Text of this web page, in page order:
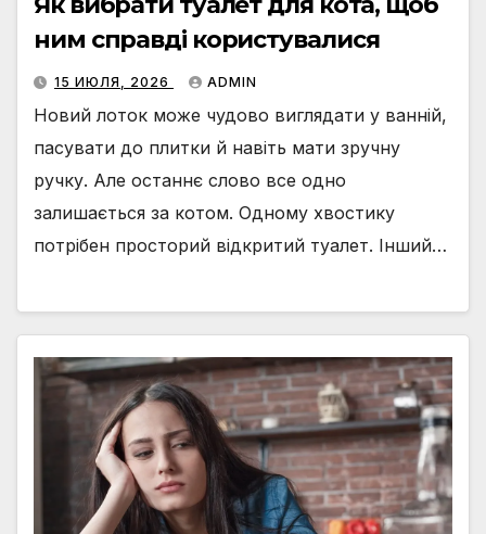
ним справді користувалися
15 ИЮЛЯ, 2026 ADMIN
Новий лоток може чудово виглядати у ванній,
пасувати до плитки й навіть мати зручну
ручку. Але останнє слово все одно
залишається за котом. Одному хвостику
потрібен просторий відкритий туалет. Інший…